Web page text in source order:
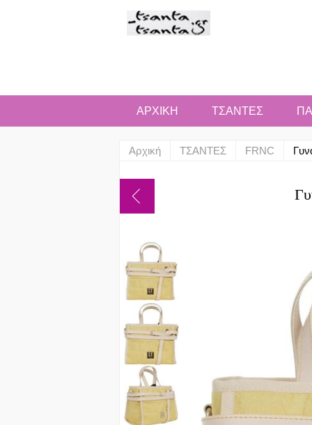
ΑΡΧΙΚΗ ΤΣΑΝΤΕΣ
Αρχική ΤΣΑΝΤΕΣ FRNC